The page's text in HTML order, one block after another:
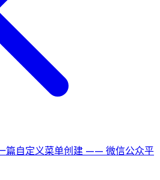
篇自定义菜单创建 —— 微信公众平